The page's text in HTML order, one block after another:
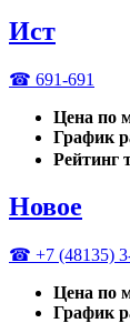
Ист
☎ 691-691
Цена по
График
Рейтинг
Новое
☎ +7 (48135)
Цена по
График